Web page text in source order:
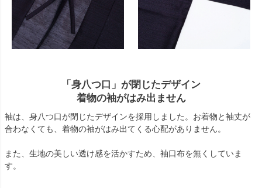
「身八つ口」が閉じたデザイン
着物の袖がはみ出ません
袖は、身八つ口が閉じたデザインを採用しました。お着物と袖丈が
合わなくても、着物の袖がはみ出てくる心配がありません。
また、生地の美しい透け感を活かすため、袖口布を無くしていま
す。